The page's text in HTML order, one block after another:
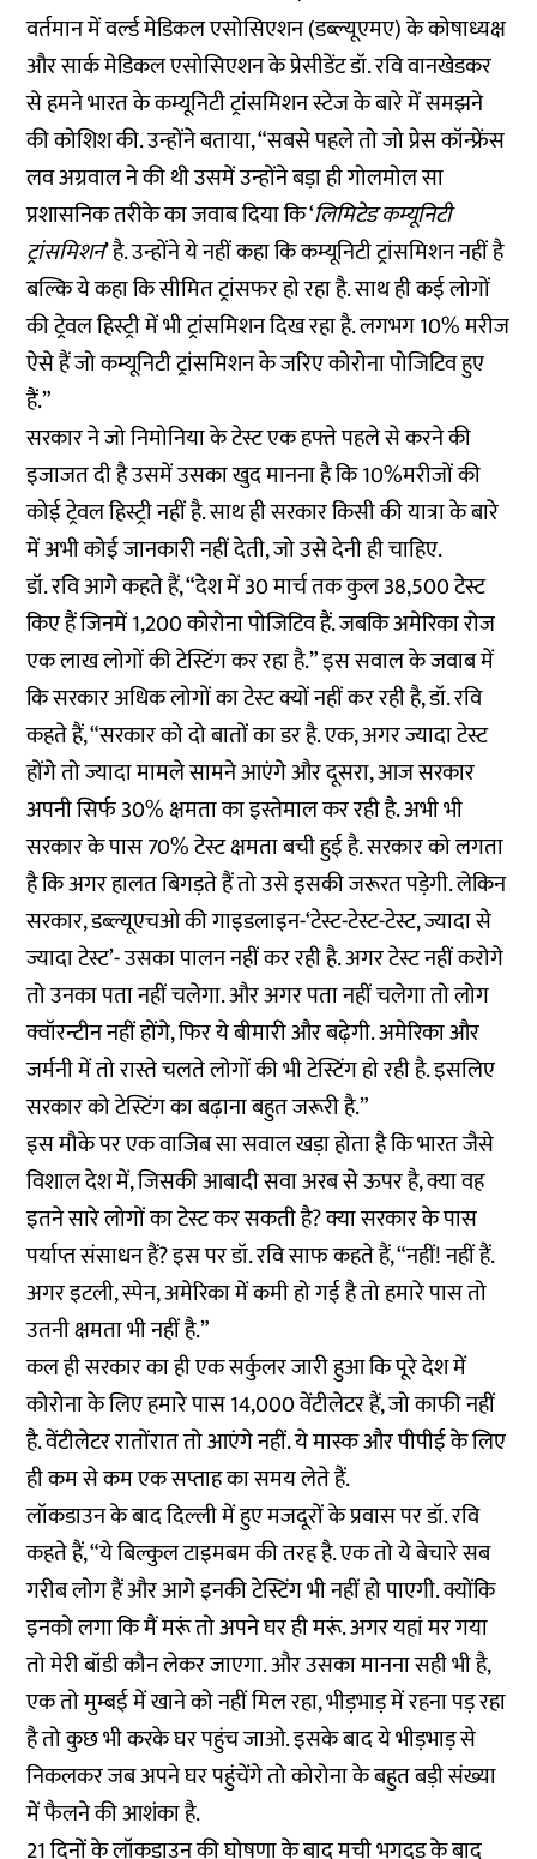
वर्तमान में वर्ल्ड मेडिकल एसोसिएशन (डब्ल्यूएमए) के कोषाध्यक्ष
और सार्क मेडिकल एसोसिएशन के प्रेसीडेंट डॉ. रवि वानखेडकर
से हमने भारत के कम्यूनिटी ट्रांसमिशन स्टेज के बारे में समझने
की कोशिश की. उन्होंने बताया, “सबसे पहले तो जो प्रेस कॉन्फ्रेंस
लव अग्रवाल ने की थी उसमें उन्होंने बड़ा ही गोलमोल सा
प्रशासनिक तरीके का जवाब दिया कि ‘लिमिटेड कम्यूनिटी
ट्रांसमिशन’ है. उन्होंने ये नहीं कहा कि कम्यूनिटी ट्रांसमिशन नहीं है
बल्कि ये कहा कि सीमित ट्रांसफर हो रहा है. साथ ही कई लोगों
की ट्रेवल हिस्ट्री में भी ट्रांसमिशन दिख रहा है. लगभग 10% मरीज
ऐसे हैं जो कम्यूनिटी ट्रांसमिशन के जरिए कोरोना पोजिटिव हुए
हैं.”
सरकार ने जो निमोनिया के टेस्ट एक हफ्ते पहले से करने की
इजाजत दी है उसमें उसका खुद मानना है कि 10%मरीजों की
कोई ट्रेवल हिस्ट्री नहीं है. साथ ही सरकार किसी की यात्रा के बारे
में अभी कोई जानकारी नहीं देती, जो उसे देनी ही चाहिए.
डॉ. रवि आगे कहते हैं, “देश में 30 मार्च तक कुल 38,500 टेस्ट
किए हैं जिनमें 1,200 कोरोना पोजिटिव हैं. जबकि अमेरिका रोज
एक लाख लोगों की टेस्टिंग कर रहा है.” इस सवाल के जवाब में
कि सरकार अधिक लोगों का टेस्ट क्यों नहीं कर रही है, डॉ. रवि
कहते हैं, “सरकार को दो बातों का डर है. एक, अगर ज्यादा टेस्ट
होंगे तो ज्यादा मामले सामने आएंगे और दूसरा, आज सरकार
अपनी सिर्फ 30% क्षमता का इस्तेमाल कर रही है. अभी भी
सरकार के पास 70% टेस्ट क्षमता बची हुई है. सरकार को लगता
है कि अगर हालत बिगड़ते हैं तो उसे इसकी जरूरत पड़ेगी. लेकिन
सरकार, डब्ल्यूएचओ की गाइडलाइन-‘टेस्ट-टेस्ट-टेस्ट, ज्यादा से
ज्यादा टेस्ट’- उसका पालन नहीं कर रही है. अगर टेस्ट नहीं करोगे
तो उनका पता नहीं चलेगा. और अगर पता नहीं चलेगा तो लोग
क्वॉरन्टीन नहीं होंगे, फिर ये बीमारी और बढ़ेगी. अमेरिका और
जर्मनी में तो रास्ते चलते लोगों की भी टेस्टिंग हो रही है. इसलिए
सरकार को टेस्टिंग का बढ़ाना बहुत जरूरी है.”
इस मौके पर एक वाजिब सा सवाल खड़ा होता है कि भारत जैसे
विशाल देश में, जिसकी आबादी सवा अरब से ऊपर है, क्या वह
इतने सारे लोगों का टेस्ट कर सकती है? क्या सरकार के पास
पर्याप्त संसाधन हैं? इस पर डॉ. रवि साफ कहते हैं, “नहीं! नहीं हैं.
अगर इटली, स्पेन, अमेरिका में कमी हो गई है तो हमारे पास तो
उतनी क्षमता भी नहीं है.”
कल ही सरकार का ही एक सर्कुलर जारी हुआ कि पूरे देश में
कोरोना के लिए हमारे पास 14,000 वेंटीलेटर हैं, जो काफी नहीं
है. वेंटीलेटर रातोंरात तो आएंगे नहीं. ये मास्क और पीपीई के लिए
ही कम से कम एक सप्ताह का समय लेते हैं.
लॉकडाउन के बाद दिल्ली में हुए मजदूरों के प्रवास पर डॉ. रवि
कहते हैं, “ये बिल्कुल टाइमबम की तरह है. एक तो ये बेचारे सब
गरीब लोग हैं और आगे इनकी टेस्टिंग भी नहीं हो पाएगी. क्योंकि
इनको लगा कि मैं मरूं तो अपने घर ही मरूं. अगर यहां मर गया
तो मेरी बॉडी कौन लेकर जाएगा. और उसका मानना सही भी है,
एक तो मुम्बई में खाने को नहीं मिल रहा, भीड़भाड़ में रहना पड़ रहा
है तो कुछ भी करके घर पहुंच जाओ. इसके बाद ये भीड़भाड़ से
निकलकर जब अपने घर पहुंचेंगे तो कोरोना के बहुत बड़ी संख्या
में फैलने की आशंका है.
21 दिनों के लॉकडाउन की घोषणा के बाद मची भगदड़ के बाद